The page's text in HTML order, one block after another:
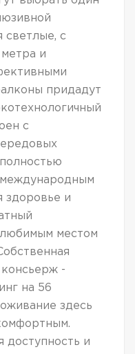
светлые, с
и
придадут
с
здоровье и
местом
-
на 56
здесь
доступность и